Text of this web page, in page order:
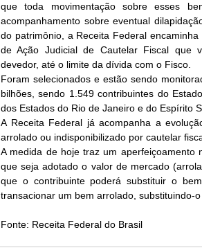
que toda movimentação sobre esses
acompanhamento sobre eventual
do patrimônio, a Receita Federal
de Ação Judicial de Cautelar Fiscal que
devedor, até o limite da dívida com o Fisco.
Foram selecionados e estão sendo
bilhões, sendo 1.549 contribuintes do
dos Estados do Rio de Janeiro e do Espírito
A Receita Federal já acompanha a
arrolado ou indisponibilizado por cautelar
A medida de hoje traz um
que seja adotado o valor de mercado
que o contribuinte poderá substituir o
transacionar um bem arrolado, substituindo-o
Fonte: Receita Federal do Brasil